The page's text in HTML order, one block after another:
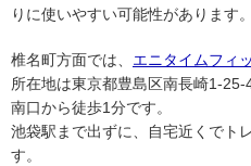
りに使いやすい可能性があります。
椎名町方面では、 エニタイムフィ
所在地は東京都豊島区南長崎1-25-
南口から徒歩1分です。
池袋駅まで出ずに、自宅近くでト
す。